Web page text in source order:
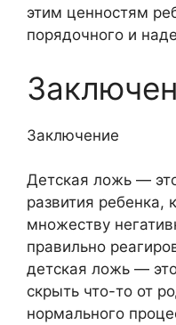
этим ценностям
порядочного и
Заключение
Детская ложь —
развития ребенка,
множеству
правильно
детская ложь —
скрыть что-то от
нормального